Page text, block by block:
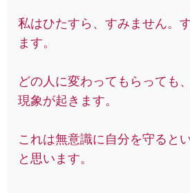
私はひたすら、すみません。
ます。
どの人に変わってもらっても
現象が起きます。
これは無意識に自分を守ると
と思います。